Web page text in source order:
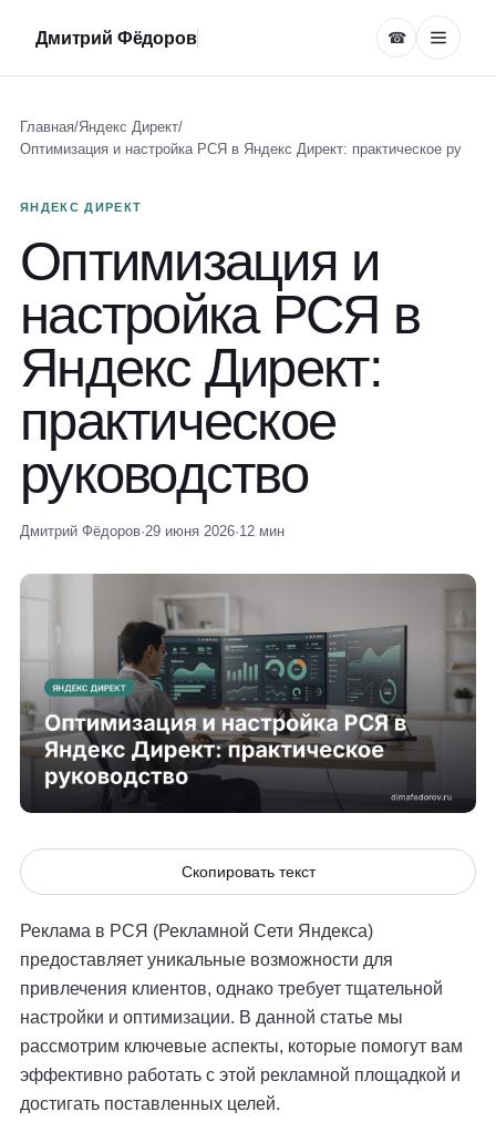
Дмитрий Фёдоров ☎
Главная/Яндекс Директ/
Оптимизация и настройка РСЯ в Яндекс Директ: практическое ру
ЯНДЕКС ДИРЕКТ
Оптимизация и
настройка РСЯ в
Яндекс Директ:
практическое
руководство
Дмитрий Фёдоров·29 июня 2026·12 мин
Скопировать текст
Реклама в РСЯ (Рекламной Сети Яндекса)
предоставляет уникальные возможности для
привлечения клиентов, однако требует тщательной
настройки и оптимизации. В данной статье мы
рассмотрим ключевые аспекты, которые помогут вам
эффективно работать с этой рекламной площадкой и
достигать поставленных целей.